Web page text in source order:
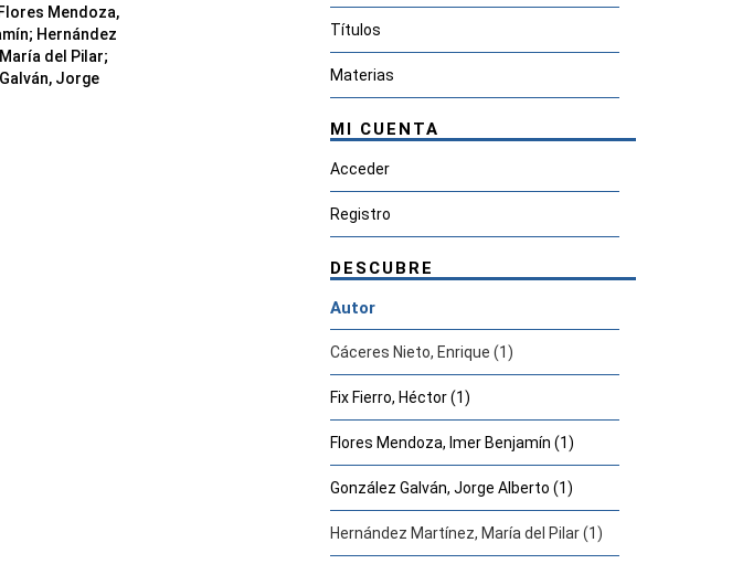
Flores Mendoza,
; Hernández
del Pilar;
Jorge
Títulos
Materias
MI CUENTA
Acceder
Registro
DESCUBRE
Autor
Cáceres Nieto, Enrique (1)
Fix Fierro, Héctor (1)
Flores Mendoza, Imer Benjamín (1)
González Galván, Jorge Alberto (1)
Hernández Martínez, María del Pilar (1)